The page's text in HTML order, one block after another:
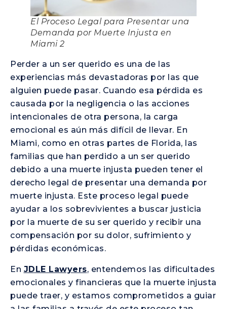
El Proceso Legal para Presentar una
Demanda por Muerte Injusta en
Miami 2
Perder a un ser querido es una de las
experiencias más devastadoras por las que
alguien puede pasar. Cuando esa pérdida es
causada por la negligencia o las acciones
intencionales de otra persona, la carga
emocional es aún más difícil de llevar. En
Miami, como en otras partes de Florida, las
familias que han perdido a un ser querido
debido a una muerte injusta pueden tener el
derecho legal de presentar una demanda por
muerte injusta. Este proceso legal puede
ayudar a los sobrevivientes a buscar justicia
por la muerte de su ser querido y recibir una
compensación por su dolor, sufrimiento y
pérdidas económicas.
En JDLE Lawyers, entendemos las dificultades
emocionales y financieras que la muerte injusta
puede traer, y estamos comprometidos a guiar